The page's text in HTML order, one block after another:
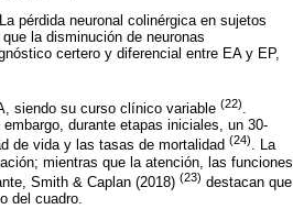
pérdida neuronal colinérgica en sujetos
la disminución de neuronas
certero y diferencial entre EA y EP,
siendo su curso clínico variable (22).
durante etapas iniciales, un 30-
de vida y las tasas de mortalidad (24). La
mientras que la atención, las funciones
Smith & Caplan (2018) (23) destacan que
del cuadro.